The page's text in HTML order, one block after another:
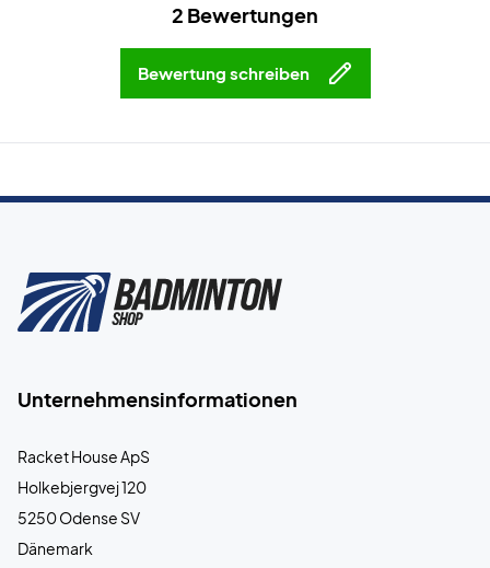
2 Bewertungen
Bewertung schreiben
Unternehmensinformationen
Racket House ApS
Holkebjergvej 120
5250 Odense SV
Dänemark